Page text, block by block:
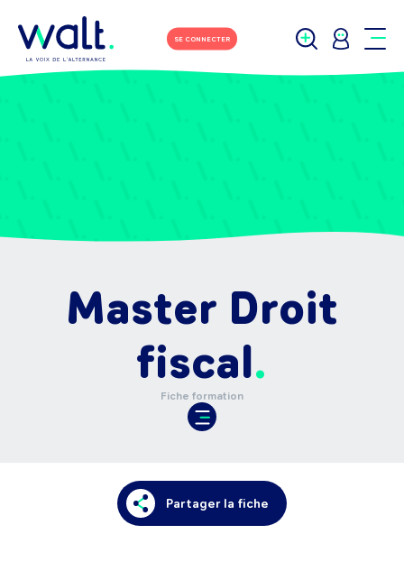
SE CONNECTER
Master Droit
fiscal
Fiche formation
Partager la fiche